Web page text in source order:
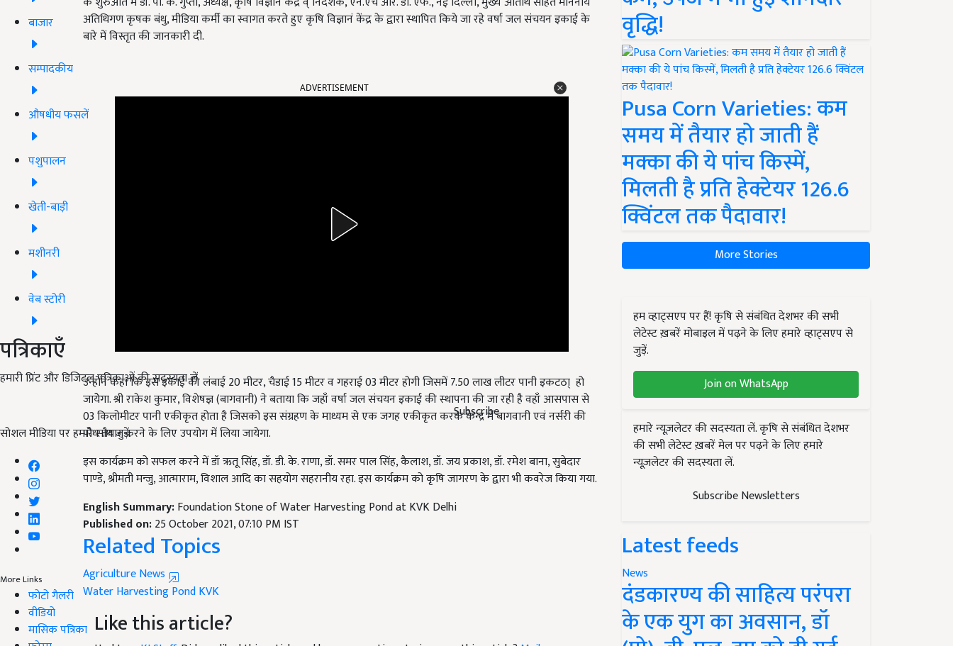
बाजार
सम्पादकीय
औषधीय फसलें
पशुपालन
खेती-बाड़ी
मशीनरी
वेब स्टोरी
पत्रिकाएँ
हमारी प्रिंट और डिजिटल पत्रिकाओं की सदस्यता लें
Subscribe
सोशल मीडिया पर हमारे साथ जुड़ें:
More Links
फोटो गैलरी
वीडियो
मासिक पत्रिका
अतिथिगण कृषक बंधु, मीडिया कर्मी का स्वागत करते हुए कृषि विज्ञानं केंद्र के द्वारा स्थापित किये जा रहे वर्षा जल संचयन इकाई के
बारे में विस्तृत की जानकारी दी.
ADVERTISEMENT
उन्होंने कहा कि इस इकाई की लंबाई 20 मीटर, चैडाई 15 मीटर व गहराई 03 मीटर होगी जिसमें 7.50 लाख लीटर पानी इकटठा् हो
जायेेगा. श्री राकेश कुमार, विशेषज्ञ (बागवानी) ने बताया कि जहाँ वर्षा जल संचयन इकाई की स्थापना की जा रही है वहाँ आसपास से
03 किलोमीटर पानी एकीकृत होता है जिसको इस संग्रहण के माध्यम से एक जगह एकीकृत करके केन्द्र में बागवानी एवं नर्सरी की
पौध तैयार करने के लिए उपयोग में लिया जायेगा.
इस कार्यक्रम को सफल करने में डॉ ऋतू सिंह, डॉ. डी. के. राणा, डॉ. समर पाल सिंह, कैलाश, डॉ. जय प्रकाश, डॉ. रमेश बाना, सुबेदार
पाण्डे, श्रीमती मन्जु, आत्माराम, विशाल आदि का सहयोग सहरानीय रहा. इस कार्यक्रम को कृषि जागरण के द्वारा भी कवरेज किया गया.
English Summary:Foundation Stone of Water Harvesting Pond at KVK Delhi
Published on:25 October 2021, 07:10 PM IST
Related Topics
Agriculture News
Water Harvesting PondKVK
Like this article?
वृद्धि!
Pusa Corn Varieties: कम
समय में तैयार हो जाती हैं
मक्का की ये पांच किस्में,
मिलती है प्रति हेक्टेयर 126.6
क्विंटल तक पैदावार!
More Stories
हम व्हाट्सएप पर हैं! कृषि से संबंधित देशभर की सभी
लेटेस्ट ख़बरें मोबाइल में पढ़ने के लिए हमारे व्हाट्सएप से
जुड़ें.
Join on WhatsApp
हमारे न्यूज़लेटर की सदस्यता लें. कृषि से संबंधित देशभर
की सभी लेटेस्ट ख़बरें मेल पर पढ़ने के लिए हमारे
न्यूज़लेटर की सदस्यता लें.
Subscribe Newsletters
Latest feeds
News
दंडकारण्य की साहित्य परंपरा
के एक युग का अवसान, डॉ